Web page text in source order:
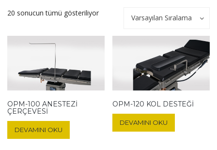
20 sonucun tümü gösteriliyor
Varsayılan Sıralama
OPM-100 ANESTEZI
ÇERÇEVESI
DEVAMINI OKU
OPM-120 KOL DESTEĞI
DEVAMINI OKU